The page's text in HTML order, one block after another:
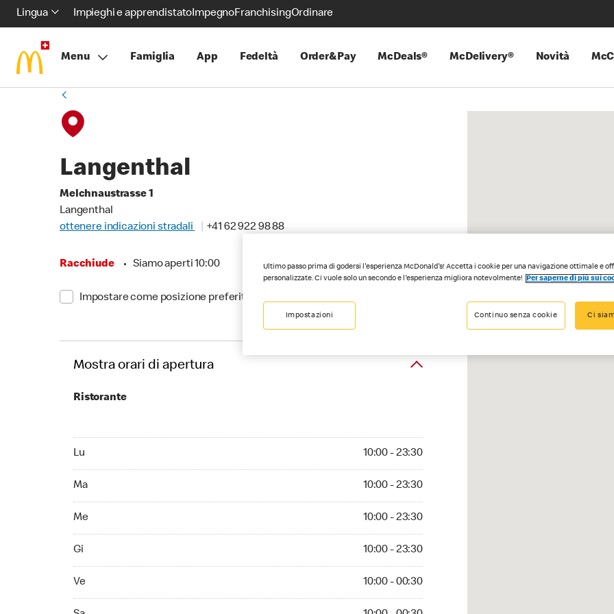
Lingua Impieghi e apprendistatoImpegnoFranchisingOrdinare
Menu Famiglia App Fedeltà Order&Pay McDeals® McDelivery® Novità
Langenthal
Melchnaustrasse 1
Langenthal
ottenere indicazioni stradali
+41 62 922 98 88
Racchiude • Siamo aperti 10:00
Impostare come posizione preferita
Mostra orari di apertura
Ristorante
Lu 10:00 - 23:30
Ma 10:00 - 23:30
Me 10:00 - 23:30
Gi 10:00 - 23:30
Ve 10:00 - 00:30
Ultimo passo prima di godersi l'esperienza McDonald's! Accetta i cookie per una navigazione ottimale e
personalizzate. Ci vuole solo un secondo e l'esperienza migliora notevolmente!
Per saperne di più sui
Impostazioni Continuo senza cookie Ci